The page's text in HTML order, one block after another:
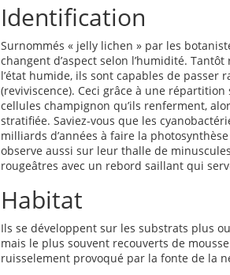
Identification
Surnommés « jelly lichen » par les
changent d’aspect selon l’humidité.
l’état humide, ils sont capables de
(reviviscence). Ceci grâce à une
cellules champignon qu’ils renferment,
stratifiée. Saviez-vous que les
milliards d’années à faire la
observe aussi sur leur thalle de
rougeâtres avec un rebord saillant qui
Habitat
Ils se développent sur les substrats plus
mais le plus souvent recouverts de
ruisselement provoqué par la fonte de la